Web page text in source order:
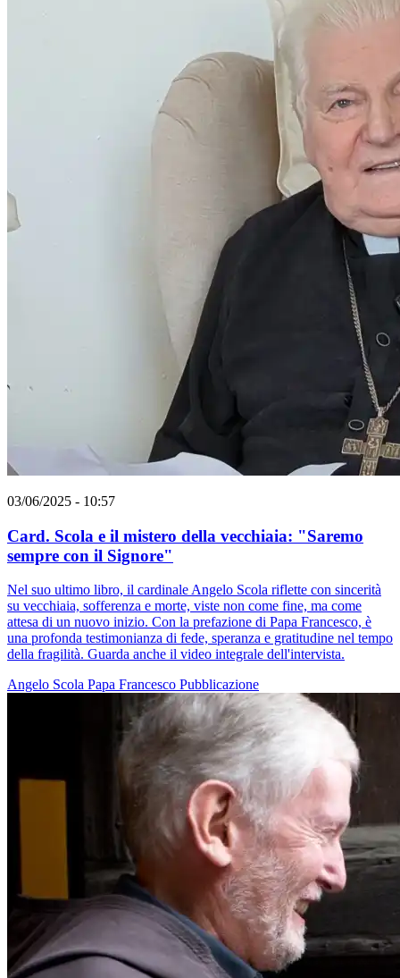
03/06/2025 - 10:57
Card. Scola e il mistero della vecchiaia: "Saremo
sempre con il Signore"
Nel suo ultimo libro, il cardinale Angelo Scola riflette con sincerità
su vecchiaia, sofferenza e morte, viste non come fine, ma come
attesa di un nuovo inizio. Con la prefazione di Papa Francesco, è
una profonda testimonianza di fede, speranza e gratitudine nel tempo
della fragilità. Guarda anche il video integrale dell'intervista.
Angelo Scola Papa Francesco Pubblicazione